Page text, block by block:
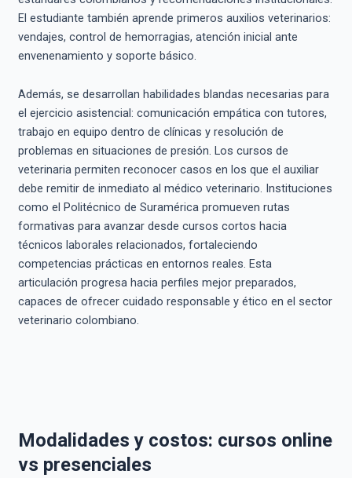
El estudiante también aprende primeros auxilios veterinarios:
vendajes, control de hemorragias, atención inicial ante
envenenamiento y soporte básico.
Además, se desarrollan habilidades blandas necesarias para
el ejercicio asistencial: comunicación empática con tutores,
trabajo en equipo dentro de clínicas y resolución de
problemas en situaciones de presión. Los cursos de
veterinaria permiten reconocer casos en los que el auxiliar
debe remitir de inmediato al médico veterinario. Instituciones
como el Politécnico de Suramérica promueven rutas
formativas para avanzar desde cursos cortos hacia
técnicos laborales relacionados, fortaleciendo
competencias prácticas en entornos reales. Esta
articulación progresa hacia perfiles mejor preparados,
capaces de ofrecer cuidado responsable y ético en el sector
veterinario colombiano.
Modalidades y costos: cursos online
vs presenciales